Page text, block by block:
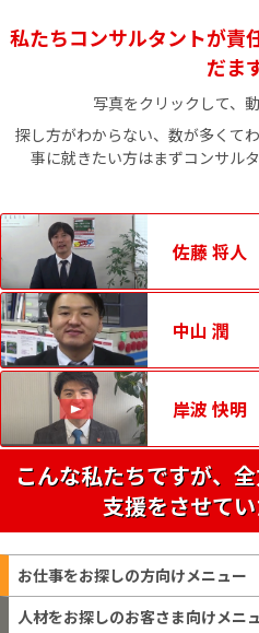
私たちコンサルタントが責
だま
写真をクリックして、
探し方がわからない、数が多くて
事に就きたい方はまずコンサル
佐藤 将人
中山 潤
岸波 快明
こんな私たちですが、
支援をさせて
お仕事をお探しの方向けメニュー
人材をお探しのお客さま向けメニ